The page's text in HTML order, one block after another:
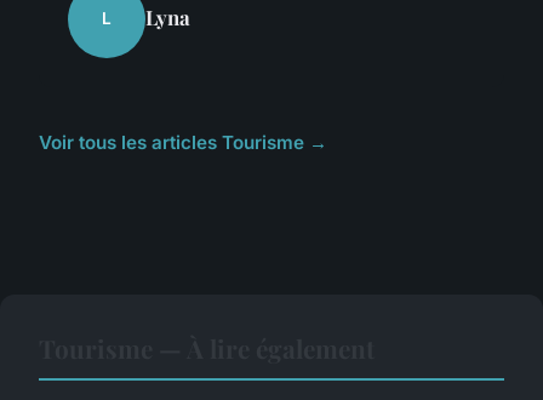
L Lyna
Voir tous les articles Tourisme →